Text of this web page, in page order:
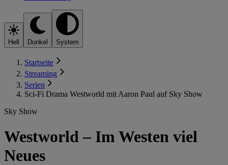
Hell Dunkel System
Startseite
Streaming
Serien
Sci-Fi Drama Westworld mit Aaron Paul auf Sky Show
Sky Show
Westworld – Im Westen viel
Neues